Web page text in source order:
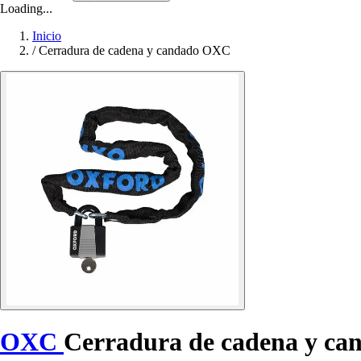
Loading...
Inicio
/ Cerradura de cadena y candado OXC
OXC Cerradura de cadena y